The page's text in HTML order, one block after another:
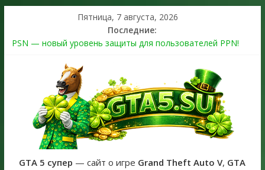
Пятница, 7 августа, 2026
Последние:
PSN — новый уровень защиты для пользователей PPN!
The Kortz Center Heist выйдет в GTA Online уже 14 июля
Регистрация в Rockstar Games Social Club ошибка #1.500.7:
как зарегистрировать аккаунт и войти без проблем в 2026
Получайте особые награды в GTA Online по программе
Fine Art Collector
GTA 6 официальная обложка игры и Предзаказ Grand Theft
Auto VI
GTA 5 супер — сайт о игре Grand Theft Auto V, GTA